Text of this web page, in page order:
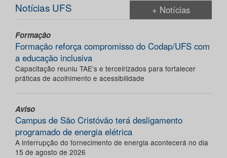
Notícias UFS + Notícias
Formação
Formação reforça compromisso do Codap/UFS com
a educação inclusiva
Capacitação reuniu TAE’s e terceirizados para fortalecer
práticas de acolhimento e acessibilidade
Aviso
Campus de São Cristóvão terá desligamento
programado de energia elétrica
A interrupção do fornecimento de energia acontecerá no dia
15 de agosto de 2026